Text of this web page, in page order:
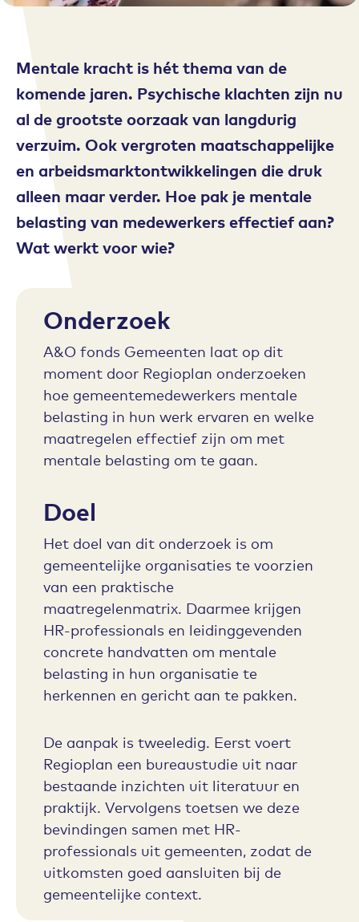
Mentale kracht is hét thema van de
komende jaren. Psychische klachten zijn nu
al de grootste oorzaak van langdurig
verzuim. Ook vergroten maatschappelijke
en arbeidsmarktontwikkelingen die druk
alleen maar verder. Hoe pak je mentale
belasting van medewerkers effectief aan?
Wat werkt voor wie?
Onderzoek
A&O fonds Gemeenten laat op dit
moment door Regioplan onderzoeken
hoe gemeentemedewerkers mentale
belasting in hun werk ervaren en welke
maatregelen effectief zijn om met
mentale belasting om te gaan.
Doel
Het doel van dit onderzoek is om
gemeentelijke organisaties te voorzien
van een praktische
maatregelenmatrix. Daarmee krijgen
HR-professionals en leidinggevenden
concrete handvatten om mentale
belasting in hun organisatie te
herkennen en gericht aan te pakken.
De aanpak is tweeledig. Eerst voert
Regioplan een bureaustudie uit naar
bestaande inzichten uit literatuur en
praktijk. Vervolgens toetsen we deze
bevindingen samen met HR-
professionals uit gemeenten, zodat de
uitkomsten goed aansluiten bij de
gemeentelijke context.